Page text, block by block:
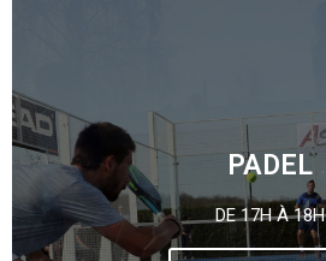
PADEL
DE 17H À 18H